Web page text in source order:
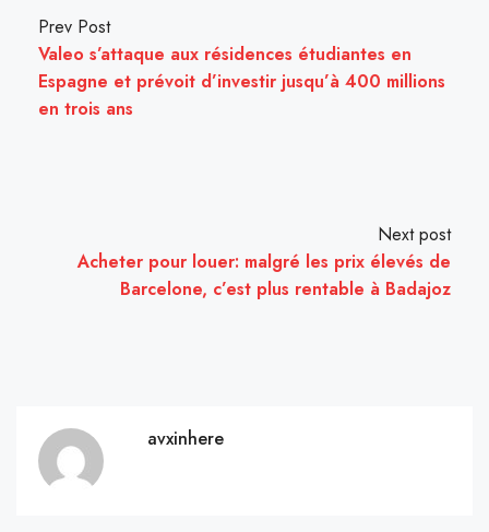
Prev Post
Valeo s’attaque aux résidences étudiantes en
Espagne et prévoit d’investir jusqu’à 400 millions
en trois ans
Next post
Acheter pour louer: malgré les prix élevés de
Barcelone, c’est plus rentable à Badajoz
avxinhere